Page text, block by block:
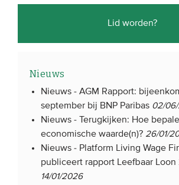
Lid worden?
Nieuws
Nieuws -AGM Rapport:
september bij BNP Paribas 02/
Nieuws -
Terugkijken: Hoe
economische waarde(n)? 26/01/
Nieuws - Platform Living Wage
publiceert rapport Leefbaar Loon
14/01/2026